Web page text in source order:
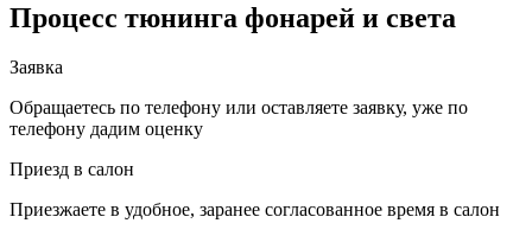
Процесс тюнинга фонарей и света
Заявка
Обращаетесь по телефону или оставляете заявку, уже по
телефону дадим оценку
Приезд в салон
Приезжаете в удобное, заранее согласованное время в салон